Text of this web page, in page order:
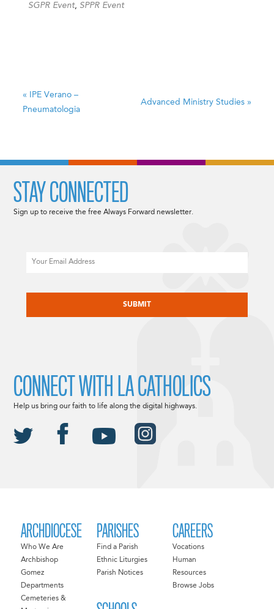
SGPR Event, SPPR Event
« IPE Verano –
Pneumatologia
Advanced Ministry Studies »
ARCHDIOCESE
Who We Are
Archbishop
Gomez
Departments
Cemeteries &
PARISHES
Find a Parish
Ethnic Liturgies
Parish Notices
CAREERS
Vocations
Human
Resources
Browse Jobs
STAY CONNECTED
Sign up to receive the free Always Forward newsletter.
CONNECT WITH LA CATHOLICS
Help us bring our faith to life along the digital highways.